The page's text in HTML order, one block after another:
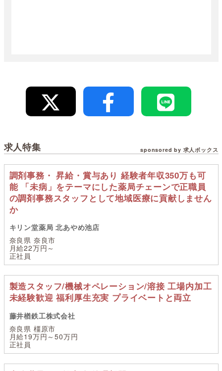
求人特集 sponsored by 求人ボックス
調剤事務・ 昇給・賞与あり 経験者年収350万も可
能 「未病」をテーマにした薬局チェーンで正職員
の調剤事務スタッフとして地域医療に貢献しません
か
キリン堂薬局 北あやめ池店
奈良県 奈良市
月給22万円～
正社員
製造スタッフ/機械オペレーション/溶接 工場内加工
未経験歓迎 福利厚生充実 プライベートと両立
藤井楢鉄工株式会社
奈良県 橿原市
月給19万円～50万円
正社員